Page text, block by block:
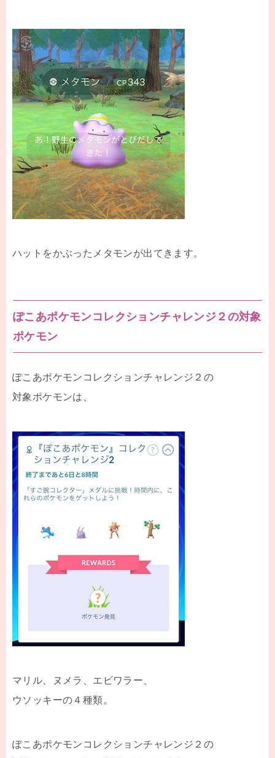
ハットをかぶったメタモンが出てきます。
ぽこあポケモンコレクションチャレンジ２の対象
ポケモン
ぽこあポケモンコレクションチャレンジ２の
対象ポケモンは、
マリル、ヌメラ、エビワラー、
ウソッキーの４種類。
ぽこあポケモンコレクションチャレンジ２の